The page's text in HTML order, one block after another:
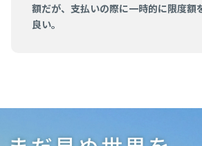
額だが、支払いの際に一時的に限度額
良い。